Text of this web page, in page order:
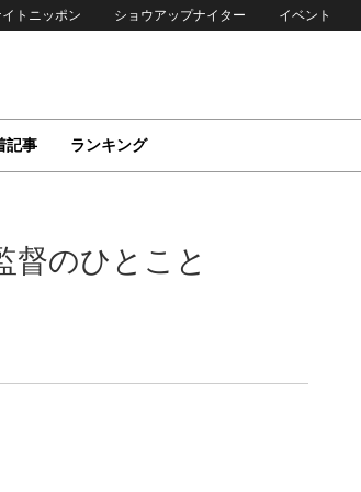
トニッポン ショウアップナイター イベント
記事 ランキング
督のひとこと